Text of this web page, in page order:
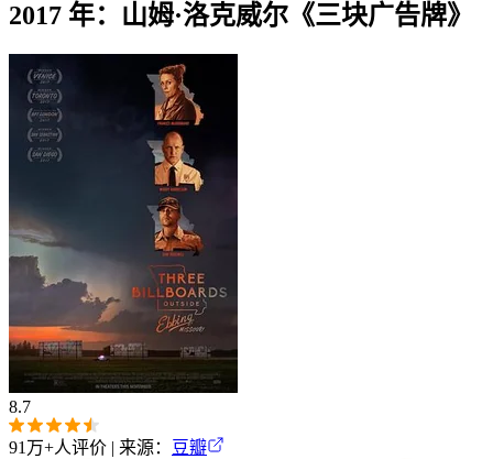
2017 年：山姆·洛克威尔《三块广告牌》
8.7
91万+人评价 | 来源： 豆瓣